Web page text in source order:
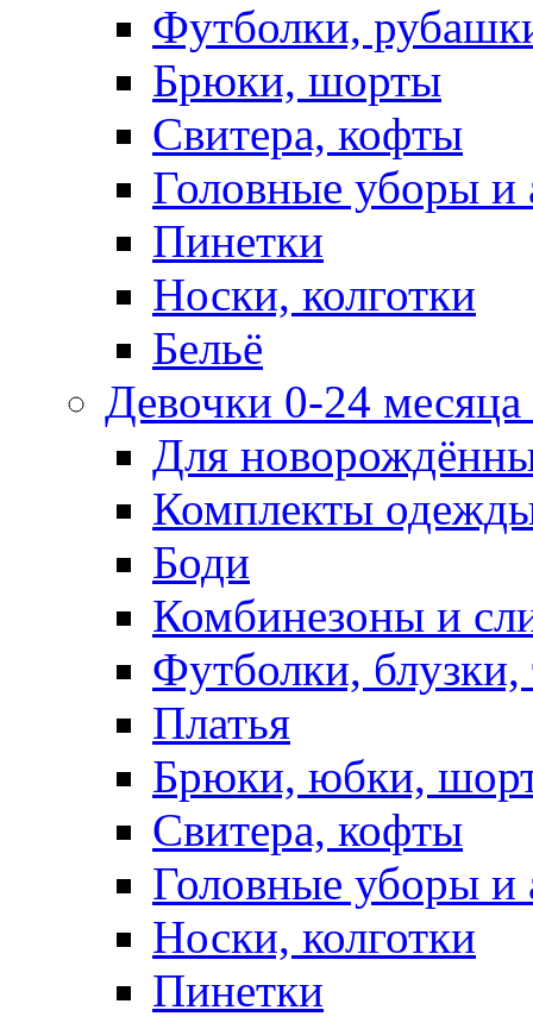
Футболки,
Брюки, шорты
Свитера, кофты
Головные уборы и
Пинетки
Носки, колготки
Бельё
Девочки 0-24
Для
Комплекты
Боди
Комбинезоны и
Футболки,
Платья
Брюки, юбки,
Свитера, кофты
Головные уборы и
Носки, колготки
Пинетки